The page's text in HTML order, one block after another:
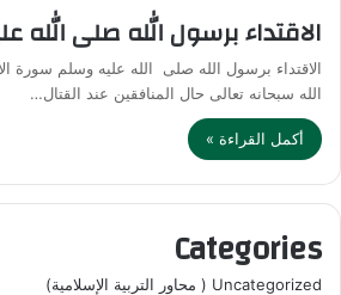
الاقتداء برسول الله صلى الله
الله سبحانه تعالى حال المنافقين عند القتال…
أكمل القراءة »
Categories
Uncategorized ( محاور التربية الإسلامية)